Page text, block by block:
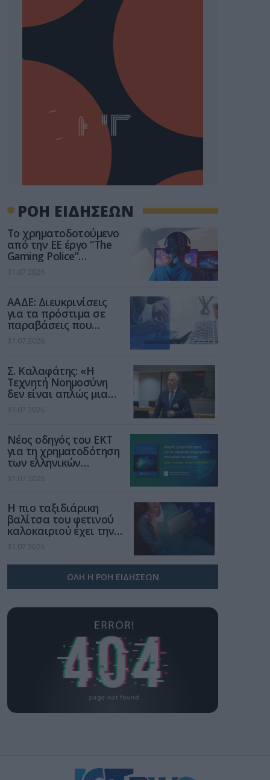
ΡΟΗ ΕΙΔΗΣΕΩΝ
Το χρηματοδοτούμενο
από την ΕΕ έργο “The
Gaming Police”
ενισχύει την ασφάλεια
των παιδιών στο
31.07.2026
ΑΑΔΕ: Διευκρινίσεις
για τα πρόστιμα σε
παραβάσεις που
αφορούν τους ΦΗΜ
31.07.2026
Σ. Καλαφάτης: «Η
Τεχνητή Νοημοσύνη
δεν είναι απλώς μια
νέα τεχνολογία, είναι
μια νέα βιομηχανική
31.07.2026
Νέος οδηγός του ΕΚΤ
για τη χρηματοδότηση
των ελληνικών
επιχειρήσεων στον
χώρο της άμυνας
31.07.2026
Η πιο ταξιδιάρικη
βαλίτσα του φετινού
καλοκαιριού έχει την
υπογραφή της Xiaomi
31.07.2026
ΟΛΗ Η ΡΟΗ ΕΙΔΗΣΕΩΝ